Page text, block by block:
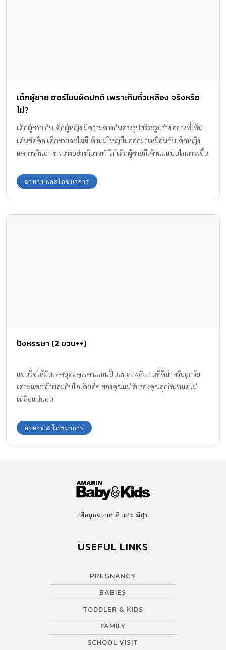
เด็กผู้ชาย ฮอร์โมนผิดปกติ เพราะกินถั่วเหลือง จริงหรือ
ไม่?
เด็กผู้ชาย กับเด็กผู้หญิง มีความต่างกันตรงรูปสรีระรูปร่าง อย่างที่เห็น
เด่นชัดคือ เด็กชายจะไม่มีเต้านมใหญ่ยื่นออกมาเหมือนกับเด็กหญิง
แต่การกินอาหารบางอย่างก็อาจทำให้เด็กผู้ชายมีเต้านมแบบไม่ถาวรขึ้น
ผิดปกติ เพราะกินถั่วเหลือง จริงเท็จแค่ไหน มีคำตอบมาให้ค่ะ
อาหาร และโภชนาการ
ปังหรรษา (2 ขวบ++)
แซนวิชไส้มันเทศอุดมคุณค่าแถมเป็นแหล่งพลังงานที่ดีสำหรับลูกวัย
เตาะแตะ ถ้าผสมกับไอเดียดีๆ ของคุณแม่ รับรองคุณลูกกินหมดไม่
เหลือแน่นอน
อาหาร & โภชนาการ
เพื่อลูกฉลาด ดี และ มีสุข
USEFUL LINKS
PREGNANCY
BABIES
TODDLER & KIDS
FAMILY
SCHOOL VISIT